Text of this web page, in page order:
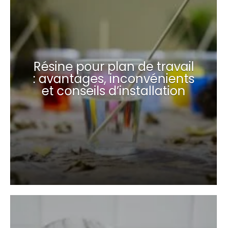
Résine pour plan de travail
: avantages, inconvénients
et conseils d’installation